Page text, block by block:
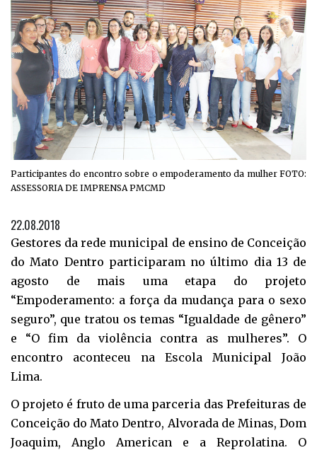
Participantes do encontro sobre o empoderamento da mulher FOTO:
ASSESSORIA DE IMPRENSA PMCMD
22.08.2018
Gestores da rede municipal de ensino de Conceição
do Mato Dentro participaram no último dia 13 de
agosto de mais uma etapa do projeto
“Empoderamento: a força da mudança para o sexo
seguro”, que tratou os temas “Igualdade de gênero”
e “O fim da violência contra as mulheres”. O
encontro aconteceu na Escola Municipal João
Lima.
O projeto é fruto de uma parceria das Prefeituras de
Conceição do Mato Dentro, Alvorada de Minas, Dom
Joaquim, Anglo American e a Reprolatina. O